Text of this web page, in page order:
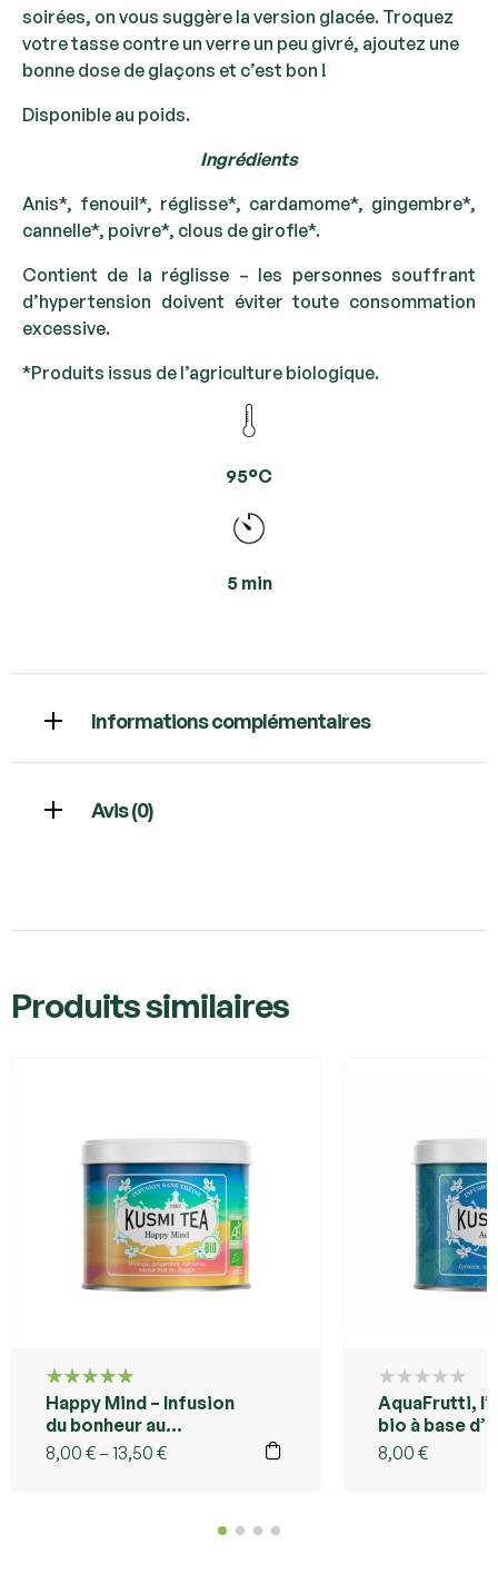
soirées, on vous suggère la version glacée. Troquez
votre tasse contre un verre un peu givré, ajoutez une
bonne dose de glaçons et c’est bon !
Disponible au poids.
Ingrédients
Anis*, fenouil*, réglisse*, cardamome*, gingembre*,
cannelle*, poivre*, clous de girofle*.
Contient de la réglisse – les personnes souffrant
d’hypertension doivent éviter toute consommation
excessive.
*Produits issus de l’agriculture biologique.
95°C
5 min
Informations complémentaires
Avis (0)
Produits similaires
Note5.00
sur 5
Happy Mind – Infusion
du bonheur au
curcuma bio – Kusmi
8,00 € – 13,50 €
AquaFrutti,
bio à base
SuperFruitée
8,00 €